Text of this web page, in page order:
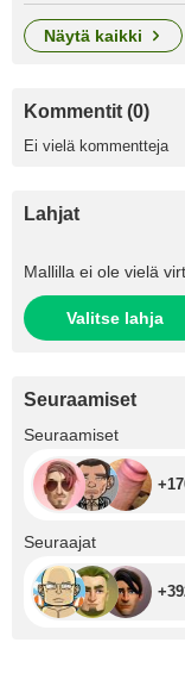
näytä kaikki
Kommentit (0)
Ei vielä kommentteja
Lahjat
Mallilla ei ole vielä
Valitse lahja
Seuraamiset
Seuraamiset
Seuraajat